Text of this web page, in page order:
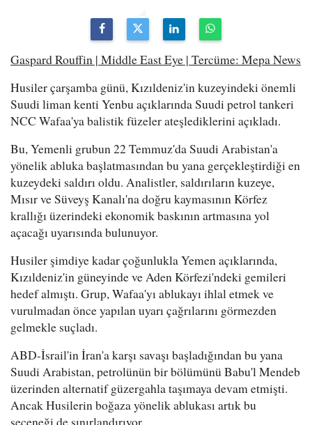
Gaspard Rouffin | Middle East Eye | Tercüme: Mepa News
Husiler çarşamba günü, Kızıldeniz'in kuzeyindeki önemli
Suudi liman kenti Yenbu açıklarında Suudi petrol tankeri
NCC Wafaa'ya balistik füzeler ateşlediklerini açıkladı.
Bu, Yemenli grubun 22 Temmuz'da Suudi Arabistan'a
yönelik abluka başlatmasından bu yana gerçekleştirdiği en
kuzeydeki saldırı oldu. Analistler, saldırıların kuzeye,
Mısır ve Süveyş Kanalı'na doğru kaymasının Körfez
krallığı üzerindeki ekonomik baskının artmasına yol
açacağı uyarısında bulunuyor.
Husiler şimdiye kadar çoğunlukla Yemen açıklarında,
Kızıldeniz'in güneyinde ve Aden Körfezi'ndeki gemileri
hedef almıştı. Grup, Wafaa'yı ablukayı ihlal etmek ve
vurulmadan önce yapılan uyarı çağrılarını görmezden
gelmekle suçladı.
ABD-İsrail'in İran'a karşı savaşı başladığından bu yana
Suudi Arabistan, petrolünün bir bölümünü Babu'l Mendeb
üzerinden alternatif güzergahla taşımaya devam etmişti.
Ancak Husilerin boğaza yönelik ablukası artık bu
seçeneği de sınırlandırıyor.